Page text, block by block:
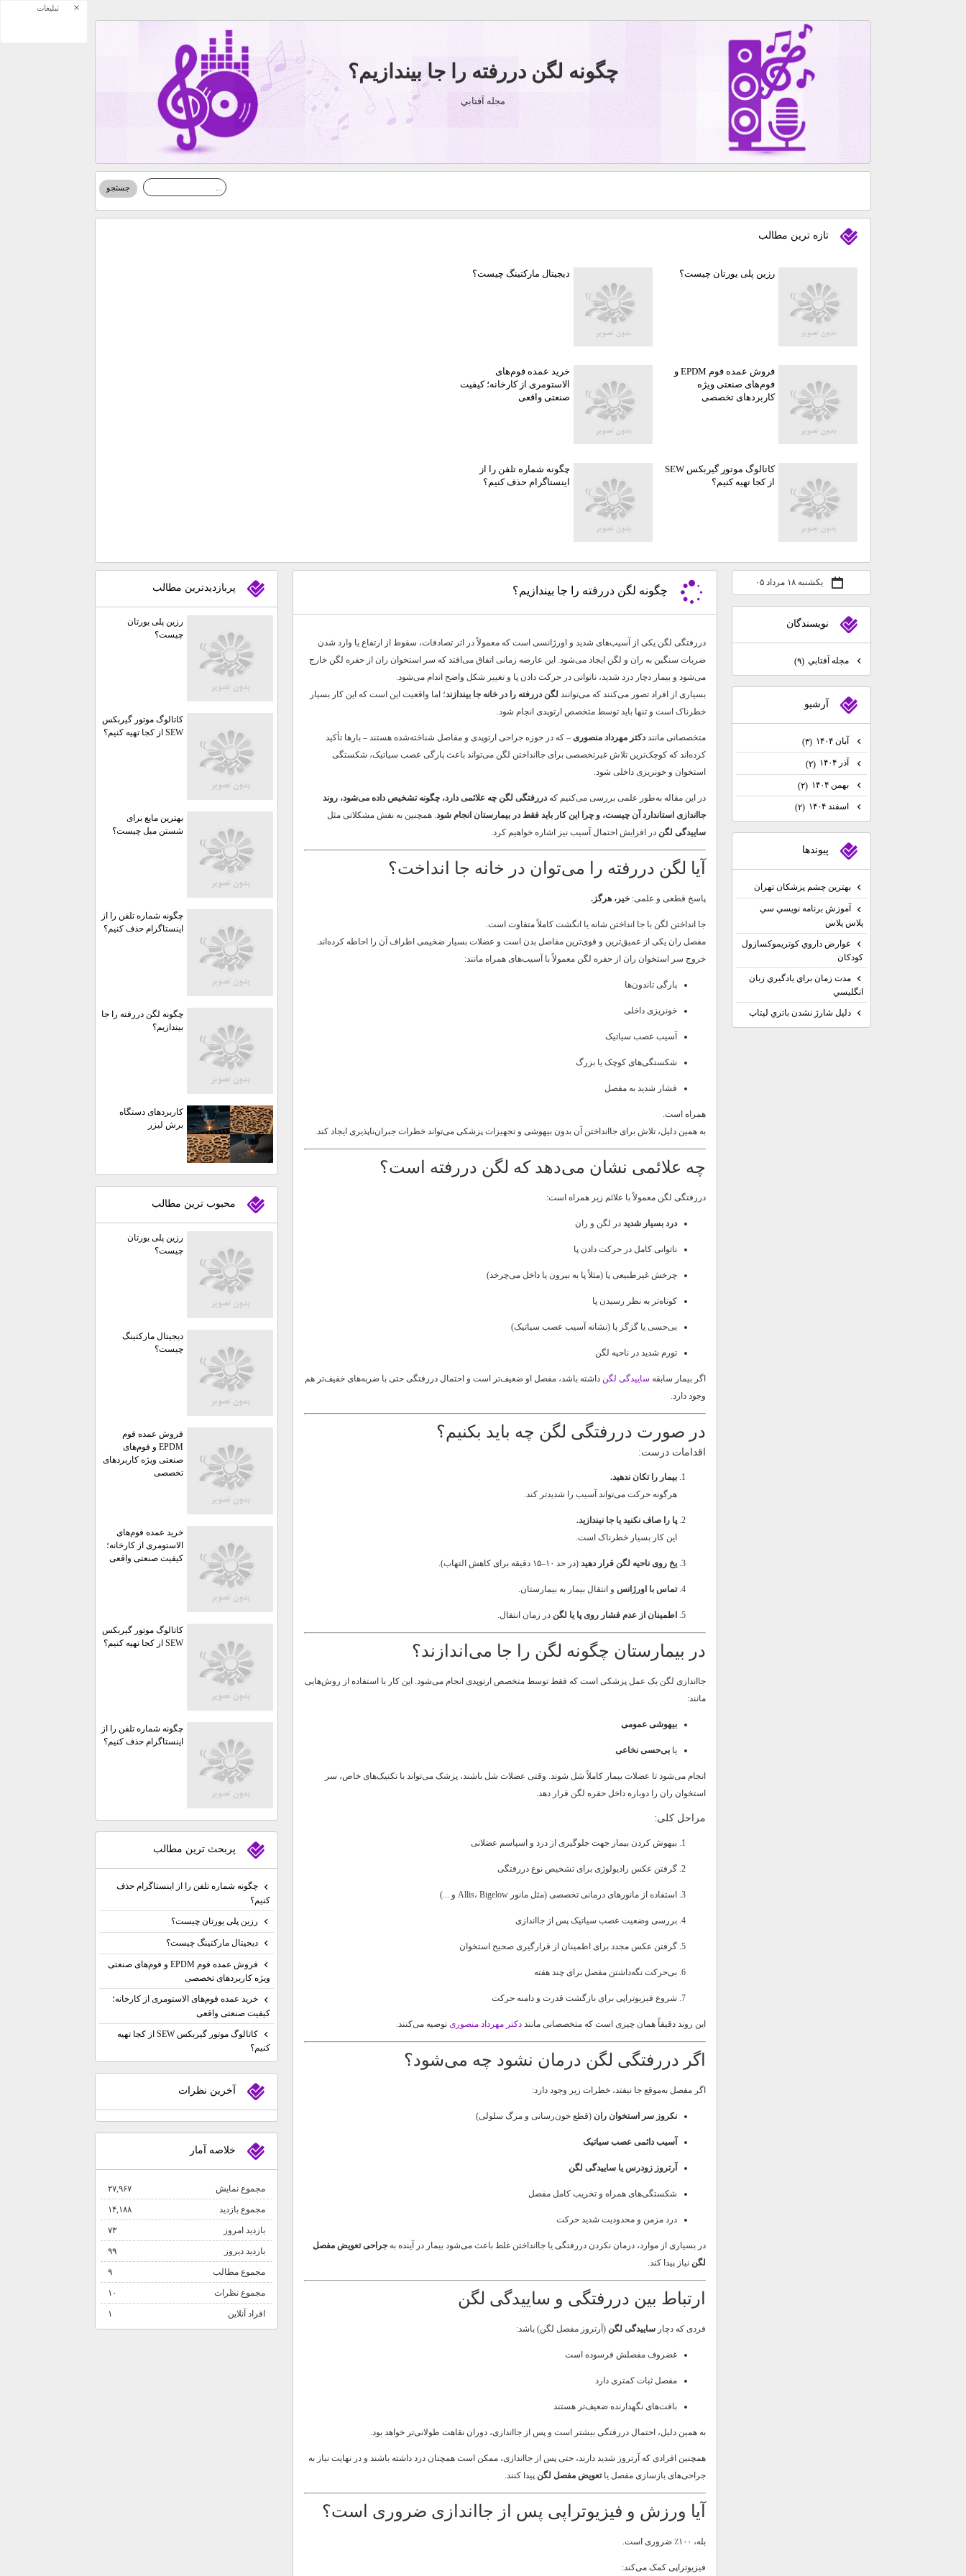
چگونه لگن دررفته را جا بیندازیم؟
مجله آفتابي
تازه ترين مطالب
رزین پلی یورتان چیست؟ دیجیتال مارکتینگ چیست؟
فروش عمده فوم EPDM و
فوم‌های صنعتی ویژه
کاربردهای تخصصی
خرید عمده فوم‌های
الاستومری از کارخانه؛ کیفیت
صنعتی واقعی
کاتالوگ موتور گیربکس SEW
از کجا تهیه کنیم؟
چگونه شماره تلفن را از
اینستاگرام حذف کنیم؟
چگونه لگن دررفته را جا بیندازیم؟
دررفتگی لگن یکی از آسیب‌های شدید و اورژانسی است که معمولاً در اثر تصادفات، سقوط از ارتفاع یا وارد شدن
ضربات سنگین به ران و لگن ایجاد می‌شود. این عارضه زمانی اتفاق می‌افتد که سر استخوان ران از حفره لگن خارج
می‌شود و بیمار دچار درد شدید، ناتوانی در حرکت دادن پا و تغییر شکل واضح اندام می‌شود.
بسیاری از افراد تصور می‌کنند که می‌توانند لگن دررفته را در خانه جا بیندازند؛ اما واقعیت این است که این کار بسیار
خطرناک است و تنها باید توسط متخصص ارتوپدی انجام شود.
متخصصانی مانند دکتر مهرداد منصوری– که در حوزه جراحی ارتوپدی و مفاصل شناخته‌شده هستند – بارها تأکید
کرده‌اند که کوچک‌ترین تلاش غیرتخصصی برای جاانداختن لگن می‌تواند باعث پارگی عصب سیاتیک، شکستگی
استخوان و خونریزی داخلی شود.
در این مقاله به‌طور علمی بررسی می‌کنیم که دررفتگی لگن چه علائمی دارد، چگونه تشخیص داده می‌شود، روند
جااندازی استاندارد آن چیست، و چرا این کار باید فقط در بیمارستان انجام شود. همچنین به نقش مشکلاتی مثل
ساییدگی لگن در افزایش احتمال آسیب نیز اشاره خواهیم کرد.
آیا لگن دررفته را می‌توان در خانه جا انداخت؟
پاسخ قطعی و علمی: خیر، هرگز.
جا انداختن لگن با جا انداختن شانه یا انگشت کاملاً متفاوت است.
مفصل ران یکی از عمیق‌ترین و قوی‌ترین مفاصل بدن است و عضلات بسیار ضخیمی اطراف آن را احاطه کرده‌اند.
خروج سر استخوان ران از حفره لگن معمولاً با آسیب‌های همراه مانند:
پارگی تاندون‌ها
خونریزی داخلی
آسیب عصب سیاتیک
شکستگی‌های کوچک یا بزرگ
فشار شدید به مفصل
همراه است.
به همین دلیل، تلاش برای جاانداختن آن بدون بیهوشی و تجهیزات پزشکی می‌تواند خطرات جبران‌ناپذیری ایجاد کند.
چه علائمی نشان می‌دهد که لگن دررفته است؟
دررفتگی لگن معمولاً با علائم زیر همراه است:
درد بسیار شدیددر لگن و ران
ناتوانی کامل در حرکت دادن پا
چرخش غیرطبیعی پا (مثلاً پا به بیرون یا داخل می‌چرخد)
کوتاه‌تر به نظر رسیدن پا
بی‌حسی یا گزگز پا (نشانه آسیب عصب سیاتیک)
تورم شدید در ناحیه لگن
اگر بیمار سابقه ساییدگی لگن داشته باشد، مفصل او ضعیف‌تر است و احتمال دررفتگی حتی با ضربه‌های خفیف‌تر هم
وجود دارد.
در صورت دررفتگی لگن چه باید بکنیم؟
اقدامات درست:
بیمار را تکان ندهید.
هرگونه حرکت می‌تواند آسیب را شدیدتر کند.
پا را صاف نکنید یا جا نیندازید.
این کار بسیار خطرناک است.
یخ روی ناحیه لگن قرار دهید(در حد ۱۰–۱۵ دقیقه برای کاهش التهاب).
تماس با اورژانس و انتقال بیمار به بیمارستان.
اطمینان از عدم فشار روی پا یا لگن در زمان انتقال.
در بیمارستان چگونه لگن را جا می‌اندازند؟
جااندازی لگن یک عمل پزشکی است که فقط توسط متخصص ارتوپدی انجام می‌شود. این کار با استفاده از روش‌هایی
مانند:
بیهوشی عمومی
یا بی‌حسی نخاعی
انجام می‌شود تا عضلات بیمار کاملاً شل شوند. وقتی عضلات شل باشند، پزشک می‌تواند با تکنیک‌های خاص، سر
استخوان ران را دوباره داخل حفره لگن قرار دهد.
مراحل کلی:
بیهوش کردن بیمار جهت جلوگیری از درد و اسپاسم عضلانی
گرفتن عکس رادیولوژی برای تشخیص نوع دررفتگی
استفاده از مانورهای درمانی تخصصی (مثل مانور Allis، Bigelow و ...)
بررسی وضعیت عصب سیاتیک پس از جااندازی
گرفتن عکس مجدد برای اطمینان از قرارگیری صحیح استخوان
بی‌حرکت نگه‌داشتن مفصل برای چند هفته
شروع فیزیوتراپی برای بازگشت قدرت و دامنه حرکت
این روند دقیقاً همان چیزی است که متخصصانی مانند دکتر مهرداد منصوری توصیه می‌کنند.
اگر دررفتگی لگن درمان نشود چه می‌شود؟
اگر مفصل به‌موقع جا نیفتد، خطرات زیر وجود دارد:
نکروز سر استخوان ران(قطع خون‌رسانی و مرگ سلولی)
آسیب دائمی عصب سیاتیک
آرتروز زودرس یا ساییدگی لگن
شکستگی‌های همراه و تخریب کامل مفصل
درد مزمن و محدودیت شدید حرکت
در بسیاری از موارد، درمان نکردن دررفتگی یا جاانداختن غلط باعث می‌شود بیمار در آینده به جراحی تعویض مفصل
لگن نیاز پیدا کند.
ارتباط بین دررفتگی و ساییدگی لگن
فردی که دچار ساییدگی لگن (آرتروز مفصل لگن) باشد:
غضروف مفصلش فرسوده است
مفصل ثبات کمتری دارد
بافت‌های نگهدارنده ضعیف‌تر هستند
به همین دلیل، احتمال دررفتگی بیشتر است و پس از جااندازی، دوران نقاهت طولانی‌تر خواهد بود.
همچنین افرادی که آرتروز شدید دارند، حتی پس از جااندازی، ممکن است همچنان درد داشته باشند و در نهایت نیاز به
جراحی‌های بازسازی مفصل یاتعویض مفصل لگن پیدا کنند.
آیا ورزش و فیزیوتراپی پس از جااندازی ضروری است؟
بله، ۱۰۰٪ ضروری است.
فیزیوتراپی کمک می‌کند:
یکشنبه ۱۸ مرداد ۰۵
نويسندگان
مجله آفتابي (۹)
آرشيو
آبان ۱۴۰۴ (۳)
آذر ۱۴۰۴ (۲)
بهمن ۱۴۰۴ (۲)
اسفند ۱۴۰۴ (۲)
پيوندها
بهترين چشم پزشكان تهران
آموزش برنامه نويسي سي
پلاس پلاس
عوارض داروي كوتريموكسازول
كودكان
مدت زمان براي يادگيري زبان
انگليسي
دليل شارژ نشدن باتري لپتاپ
پربازديدترين مطالب
رزین پلی یورتان
چیست؟
کاتالوگ موتور گیربکس
SEW از کجا تهیه کنیم؟
بهترین مایع برای
شستن مبل چیست؟
چگونه شماره تلفن را از
اینستاگرام حذف کنیم؟
چگونه لگن دررفته را جا
بیندازیم؟
کاربردهای دستگاه
برش لیزر
محبوب ترين مطالب
رزین پلی یورتان
چیست؟
دیجیتال مارکتینگ
چیست؟
فروش عمده فوم
EPDM و فوم‌های
صنعتی ویژه کاربردهای
تخصصی
خرید عمده فوم‌های
الاستومری از کارخانه؛
کیفیت صنعتی واقعی
کاتالوگ موتور گیربکس
SEW از کجا تهیه کنیم؟
چگونه شماره تلفن را از
اینستاگرام حذف کنیم؟
پربحث ترين مطالب
چگونه شماره تلفن را از اینستاگرام حذف
کنیم؟
رزین پلی یورتان چیست؟
دیجیتال مارکتینگ چیست؟
فروش عمده فوم EPDM و فوم‌های صنعتی
ویژه کاربردهای تخصصی
خرید عمده فوم‌های الاستومری از کارخانه؛
کیفیت صنعتی واقعی
کاتالوگ موتور گیربکس SEW از کجا تهیه
کنیم؟
آخرين نظرات
خلاصه آمار
مجموع نمایش‌ ۲۷,۹۶۷
مجموع بازدید ۱۴,۱۸۸
بازدید امروز ۷۳
بازدید دیروز ۹۹
مجموع مطالب ۹
مجموع نظرات ۱۰
افراد آنلاین ۱
تبلیغات ×